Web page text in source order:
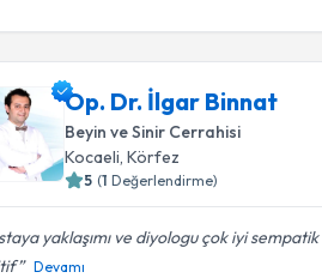
Op. Dr. İlgar Binnat
Beyin ve Sinir Cerrahisi
Kocaeli,Körfez
5 (1 Değerlendirme)
yaklaşımı ve diyologu çok iyi
Devamı